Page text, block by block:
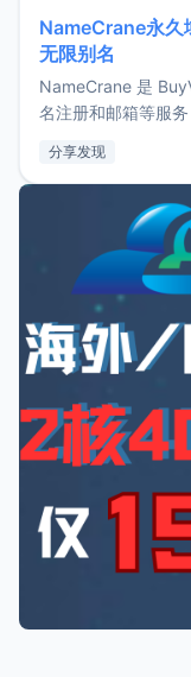
NameCrane永久
无限别名
NameCrane 是
名注册和邮箱等服
又实惠的域名邮箱
分享发现